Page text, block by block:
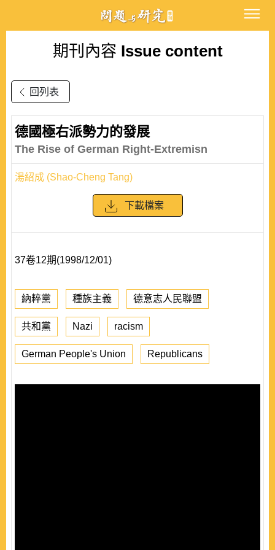
期刊內容 Issue content
回列表
德國極右派勢力的發展
The Rise of German Right-Extremisn
湯紹成 (Shao-Cheng Tang)
下載檔案
37卷12期(1998/12/01)
納粹黨 種族主義 德意志人民聯盟
共和黨 Nazi racism
German People's Union Republicans